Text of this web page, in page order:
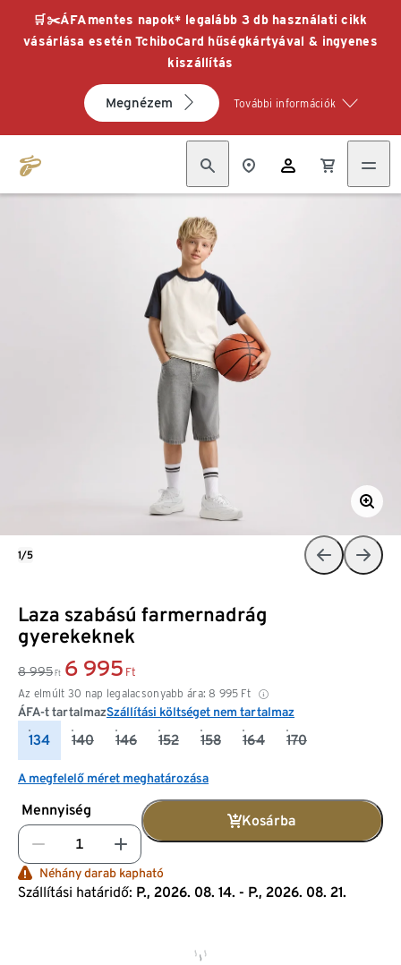
🛒✂️ÁFAmentes napok* legalább 3 db használati cikk
vásárlása esetén TchiboCard hűségkártyával & ingyenes
kiszállítás
Megnézem További információk
Laza szabású farmernadrág
gyerekeknek
8 995 Ft 6 995 Ft
Az elmúlt 30 nap legalacsonyabb ára: 8 995 Ft
ÁFA-t tartalmazSzállítási költséget nem tartalmaz
134 140 146 152 158 164 170
A megfelelő méret meghatározása
Mennyiség
Kosárba
Néhány darab kapható
Szállítási határidő: P., 2026. 08. 14. - P., 2026. 08. 21.
1/5